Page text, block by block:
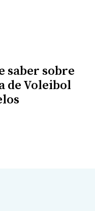
saber sobre
de Voleibol